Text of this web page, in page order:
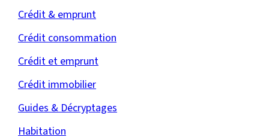
Crédit & emprunt
Crédit consommation
Crédit et emprunt
Crédit immobilier
Guides & Décryptages
Habitation